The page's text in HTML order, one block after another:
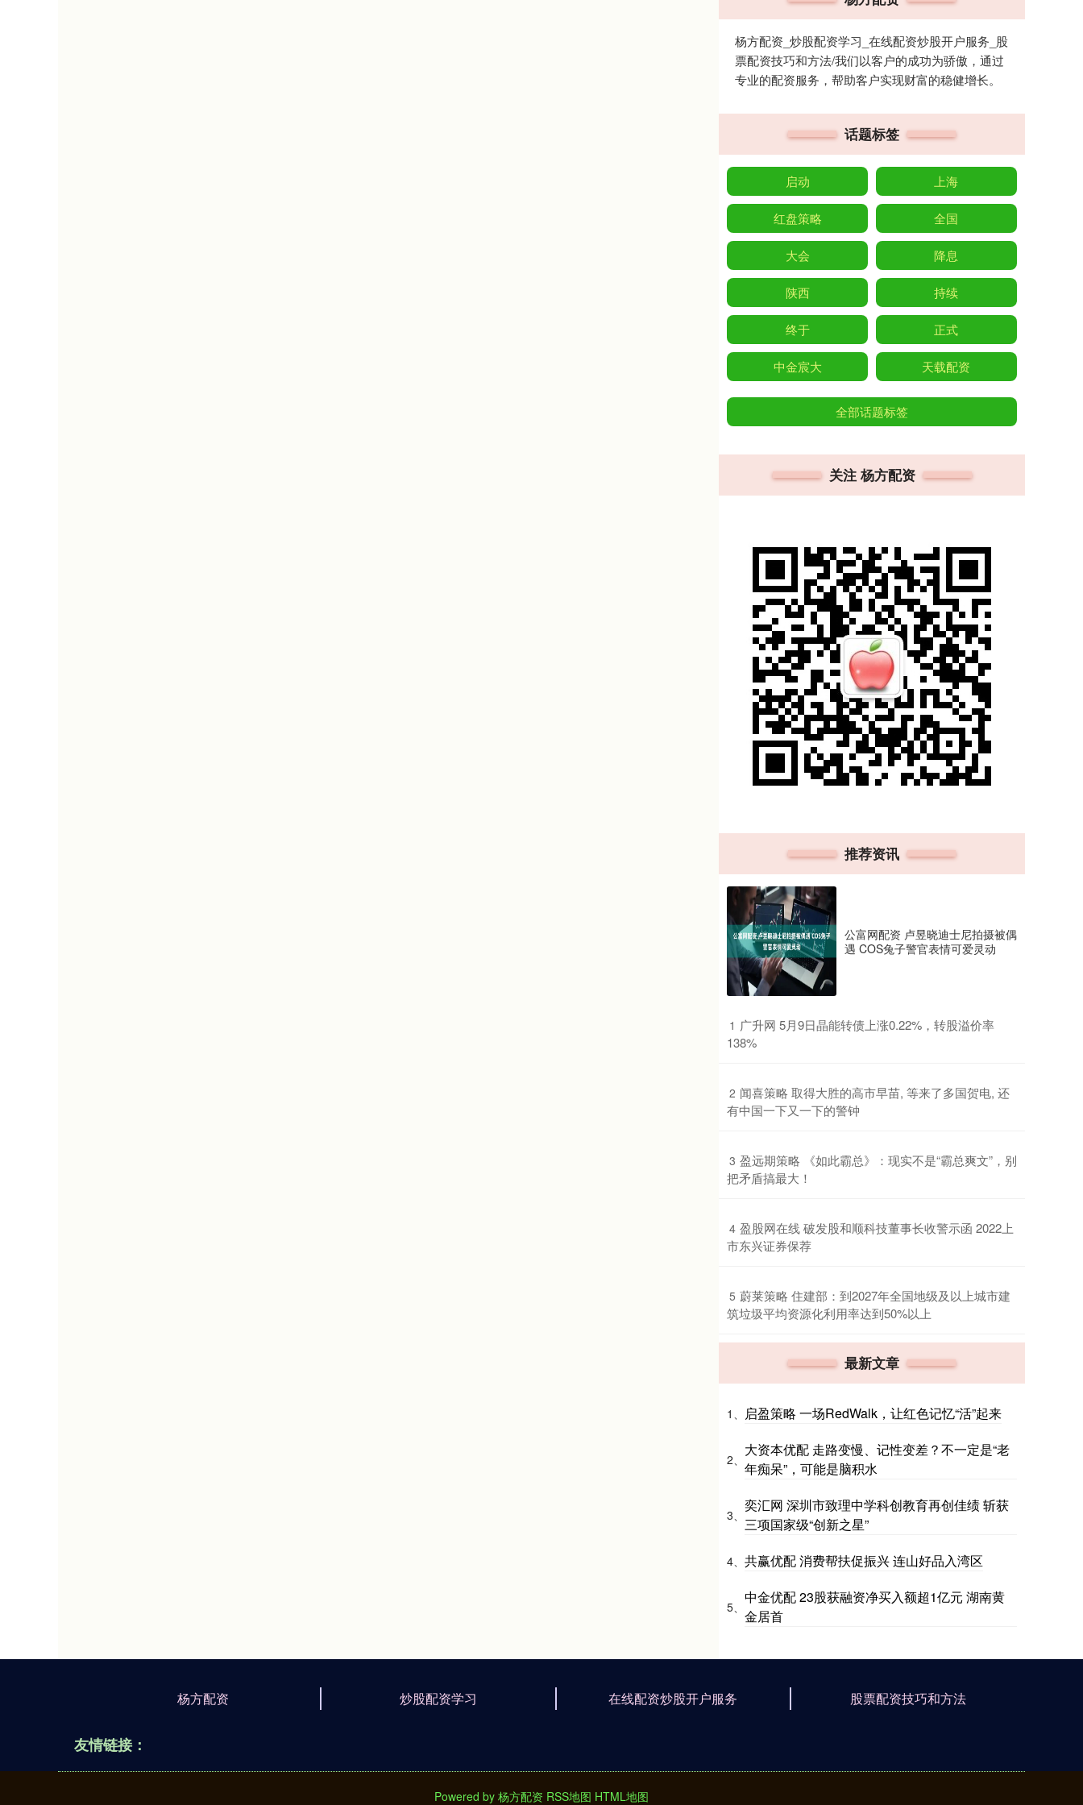
杨方配资_炒股配资学习_在线配资炒股开户服务_股
票配资技巧和方法/我们以客户的成功为骄傲，通过
专业的配资服务，帮助客户实现财富的稳健增长。
话题标签
启动 上海
红盘策略 全国
大会 降息
陕西 持续
终于 正式
中金宸大 天载配资
全部话题标签
关注 杨方配资
推荐资讯
公富网配资 卢昱晓迪士尼拍摄被偶
遇 COS兔子警官表情可爱灵动
1 ​广升网 5月9日晶能转债上涨0.22%，转股溢价率
138%
2 ​闻喜策略 取得大胜的高市早苗, 等来了多国贺电, 还
有中国一下又一下的警钟
3 ​盈远期策略 《如此霸总》：现实不是“霸总爽文”，别
把矛盾搞最大！
4 ​盈股网在线 破发股和顺科技董事长收警示函 2022上
市东兴证券保荐
5 ​蔚莱策略 住建部：到2027年全国地级及以上城市建
筑垃圾平均资源化利用率达到50%以上
最新文章
1、 启盈策略 一场RedWalk，让红色记忆“活”起来
2、
大资本优配 走路变慢、记性变差？不一定是“老
年痴呆”，可能是脑积水
3、
奕汇网 深圳市致理中学科创教育再创佳绩 斩获
三项国家级“创新之星”
4、 共赢优配 消费帮扶促振兴 连山好品入湾区
5、
中金优配 23股获融资净买入额超1亿元 湖南黄
金居首
杨方配资 炒股配资学习 在线配资炒股开户服务 股票配资技巧和方法
友情链接：
Powered by 杨方配资 RSS地图 HTML地图